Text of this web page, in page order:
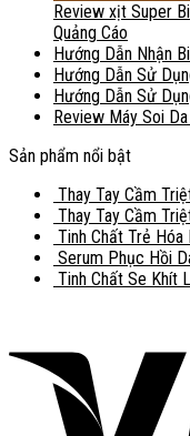
Review xịt Super
Quảng Cáo
Hướng Dẫn Nhận
Hướng Dẫn Sử
Hướng Dẫn Sử
Review Máy Soi
Sản phẩm nổi bật
Thay Tay Cầm
Thay Tay Cầm
Tinh Chất Trẻ
Serum Phục Hồi
Tinh Chất Se Khít